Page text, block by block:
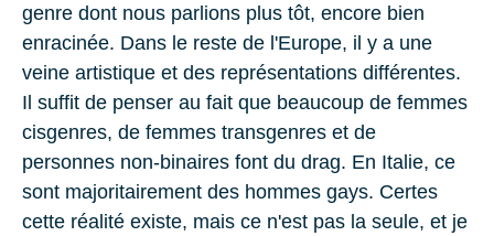
genre dont nous parlions plus tôt, encore bien
enracinée. Dans le reste de l'Europe, il y a une
veine artistique et des représentations différentes.
Il suffit de penser au fait que beaucoup de femmes
cisgenres, de femmes transgenres et de
personnes non-binaires font du drag. En Italie, ce
sont majoritairement des hommes gays. Certes
cette réalité existe, mais ce n'est pas la seule, et je